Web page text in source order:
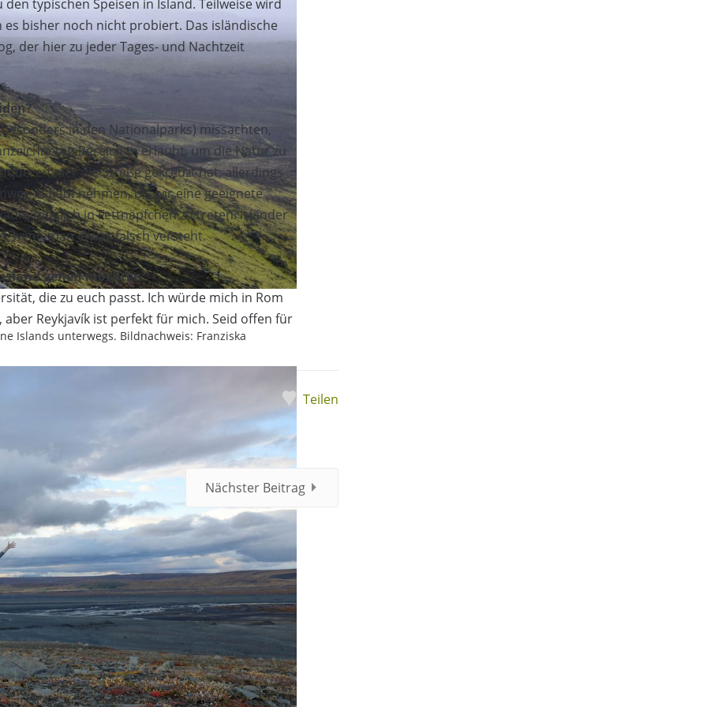
Islands unterwegs. Bildnachweis: Franziska
typischen Speisen in Island. Teilweise wird
bisher noch nicht probiert. Das isländische
der hier zu jeder Tages- und Nachtzeit
in den Nationalparks) missachten,
Bereichen erlaubt, um die Natur zu
der die Straße gekreuzt hat, allerdings
in Kauf nehmen, bis wir eine geeignete
möglich in Fettnäpfchen zu treten. Isländer
wenn man etwas falsch versteht.
gehen möchten:
die zu euch passt. Ich würde mich in Rom
Reykjavík ist perfekt für mich. Seid offen für
Teilen
Nächster Beitrag